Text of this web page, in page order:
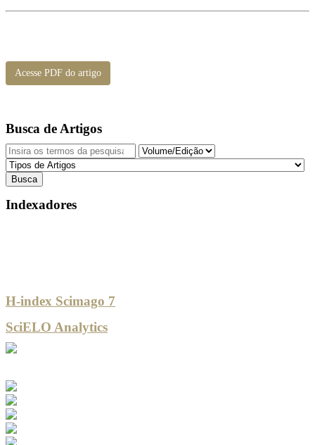
Acesse PDF do artigo
Busca de Artigos
Indexadores
H-index Scimago 7
SciELO Analytics